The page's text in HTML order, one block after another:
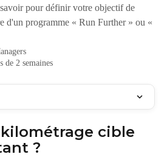
pour définir votre objectif de
d'un programme « Run Further » ou «
2 semaines
cible
?